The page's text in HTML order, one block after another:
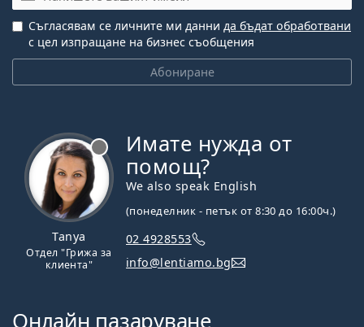
Абониране
Съгласявам се личните ми данни да бъдат обработвани
с цел изпращане на бизнес съобщения
Tanya
Отдел "Грижа за
клиента"
Имате нужда от
помощ?
We also speak English
(понеделник - петък от 8:30 до 16:00ч.)
02 4928553
info@lentiamo.bg
Онлайн пазаруване